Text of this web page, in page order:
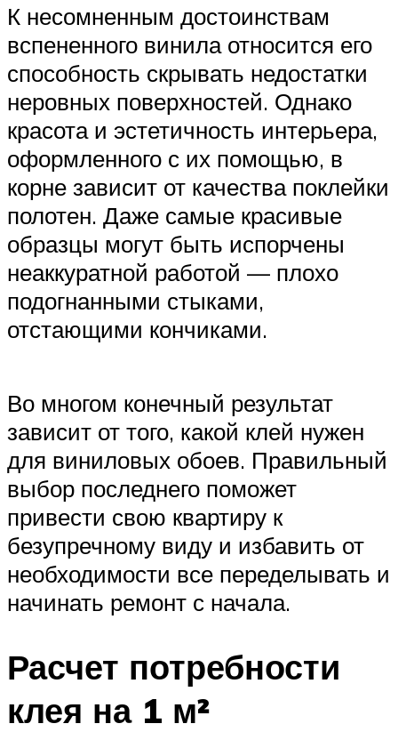
К несомненным достоинствам
вспененного винила относится его
способность скрывать недостатки
неровных поверхностей. Однако
красота и эстетичность интерьера,
оформленного с их помощью, в
корне зависит от качества поклейки
полотен. Даже самые красивые
образцы могут быть испорчены
неаккуратной работой — плохо
подогнанными стыками,
отстающими кончиками.
Во многом конечный результат
зависит от того, какой клей нужен
для виниловых обоев. Правильный
выбор последнего поможет
привести свою квартиру к
безупречному виду и избавить от
необходимости все переделывать и
начинать ремонт с начала.
Расчет потребности
клея на 1 м²